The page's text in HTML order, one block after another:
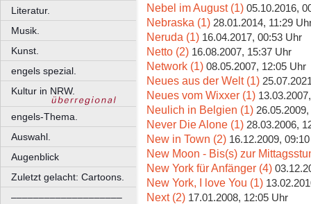
Literatur.
Musik.
Kunst.
engels spezial.
Kultur in NRW.
engels-Thema.
Auswahl.
Augenblick
Zuletzt gelacht: Cartoons.
––––––––––––––––––––
Nebel im August (1) 05.10.2016,
Nebraska (1) 28.01.2014, 11:29
Neruda (1) 16.04.2017, 00:53 Uhr
Netto (2) 16.08.2007, 15:37 Uhr
Network (1) 08.05.2007, 12:05 Uhr
Neues aus der Welt (1)
Neues vom Wixxer (1)
Neulich in Belgien (1)
Never Die Alone (1) 28.03.2006,
New in Town (2) 16.12.2009,
New Moon - Bis(s) zur
New York für Anfänger (4)
New York, I love You (1)
Next (2) 17.01.2008, 12:05 Uhr